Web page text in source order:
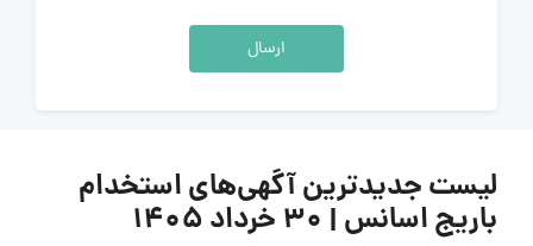
ارسال
لیست جدیدترین آگهی‌های استخدام
باریج اسانس | ۳۰ خرداد ۱۴۰۵